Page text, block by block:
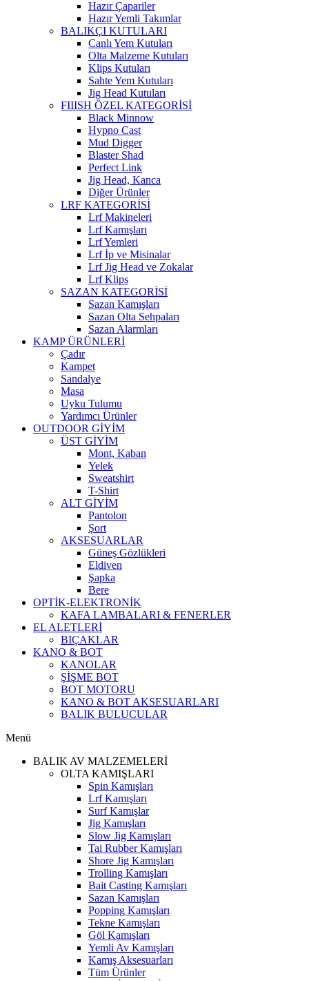
Hazır Çapariler
Hazır Yemli Takımlar
BALIKÇI KUTULARI
Canlı Yem Kutuları
Olta Malzeme Kutuları
Klips Kutuları
Sahte Yem Kutuları
Jig Head Kutuları
FIIISH ÖZEL KATEGORİSİ
Black Minnow
Hypno Cast
Mud Digger
Blaster Shad
Perfect Link
Jig Head, Kanca
Diğer Ürünler
LRF KATEGORİSİ
Lrf Makineleri
Lrf Kamışları
Lrf Yemleri
Lrf İp ve Misinalar
Lrf Jig Head ve Zokalar
Lrf Klips
SAZAN KATEGORİSİ
Sazan Kamışları
Sazan Olta Sehpaları
Sazan Alarmları
KAMP ÜRÜNLERİ
Çadır
Kampet
Sandalye
Masa
Uyku Tulumu
Yardımcı Ürünler
OUTDOOR GİYİM
ÜST GİYİM
Mont, Kaban
Yelek
Sweatshirt
T-Shirt
ALT GİYİM
Pantolon
Şort
AKSESUARLAR
Güneş Gözlükleri
Eldiven
Şapka
Bere
OPTİK-ELEKTRONİK
KAFA LAMBALARI & FENERLER
EL ALETLERİ
BIÇAKLAR
KANO & BOT
KANOLAR
ŞİŞME BOT
BOT MOTORU
KANO & BOT AKSESUARLARI
BALIK BULUCULAR
Menü
BALIK AV MALZEMELERİ
OLTA KAMIŞLARI
Spin Kamışları
Lrf Kamışları
Surf Kamışlar
Jig Kamışları
Slow Jig Kamışları
Tai Rubber Kamışları
Shore Jig Kamışları
Trolling Kamışları
Bait Casting Kamışları
Sazan Kamışları
Popping Kamışları
Tekne Kamışları
Göl Kamışları
Yemli Av Kamışları
Kamış Aksesuarları
Tüm Ürünler